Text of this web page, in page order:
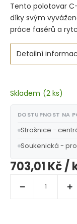
Tento polotovar
díky svým
práce fasérů a
Detailní
Skladem (2 ks)
DOSTUPNOST NA
Strašnice -
Soukenická -
703,01 Kč/